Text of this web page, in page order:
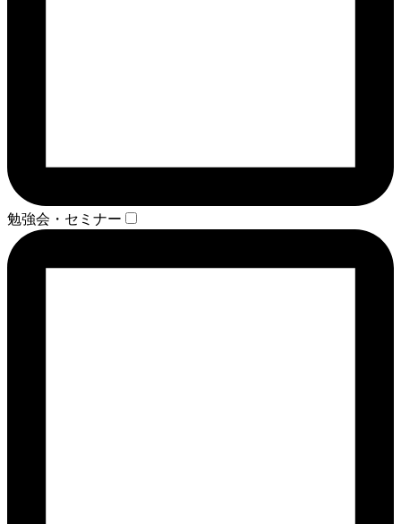
勉強会・セミナー